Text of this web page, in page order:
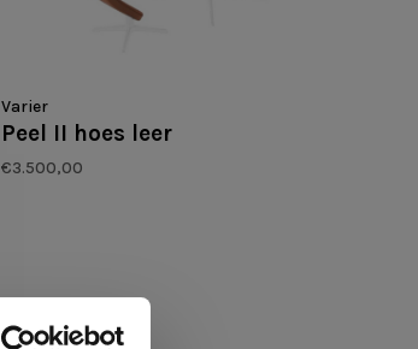
Varier
Peel II hoes leer
€3.500,00